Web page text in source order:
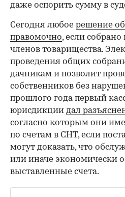
даже оспорить сумму в
00:00 / 00:00
Сегодня любое решение
правомочно, если
членов товарищества.
проведения общих
дачникам и позволит
собственников без
прошлого года первый
юрисдикции дал
согласно которым они
по счетам в СНТ, если
могут доказать, что
или иначе экономически
выставленные счета.